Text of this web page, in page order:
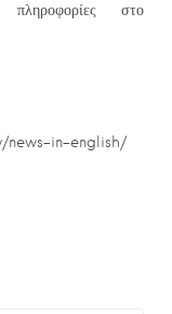
πληροφορίες στο
news-in-english/